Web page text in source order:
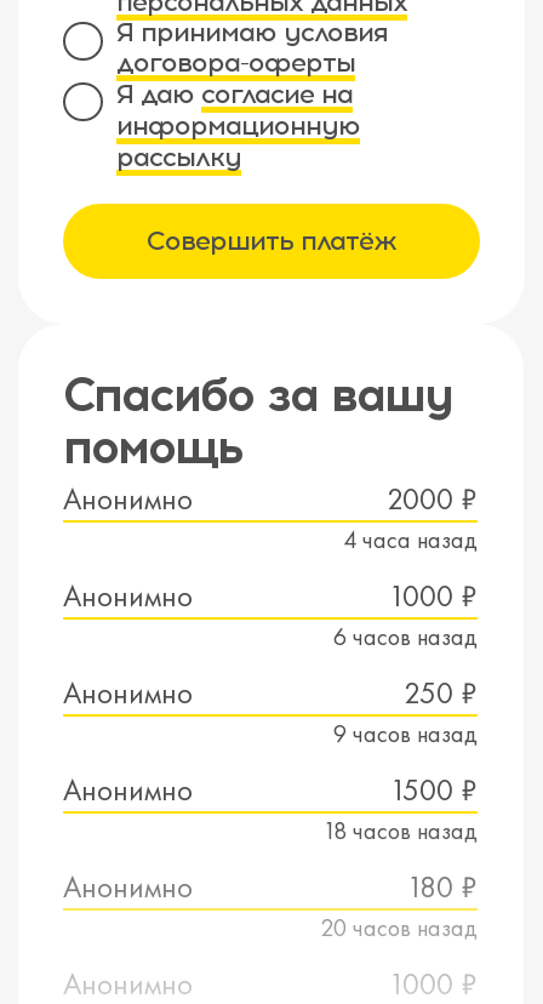
Я принимаю условия
договора-оферты
Я даю согласие на
информационную
рассылку
Совершить платёж
Спасибо за вашу
помощь
Анонимно 2000 ₽
4 часа назад
Анонимно 1000 ₽
6 часов назад
Анонимно 250 ₽
9 часов назад
Анонимно 1500 ₽
18 часов назад
Анонимно 180 ₽
20 часов назад
Анонимно 1000 ₽